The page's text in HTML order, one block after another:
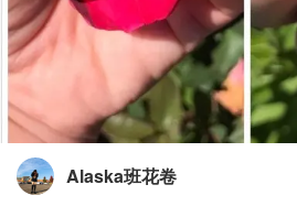
Alaska班花卷